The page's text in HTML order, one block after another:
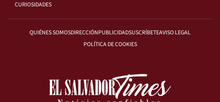
CURIOSIDADES
QUIÉNES SOMOSDIRECCIÓNPUBLICIDADSUSCRÍBETEAVISO LEGAL
POLÍTICA DE COOKIES